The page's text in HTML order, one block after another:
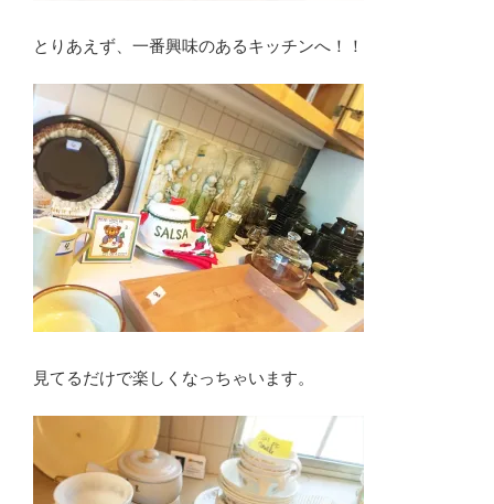
とりあえず、一番興味のあるキッチンへ！！
見てるだけで楽しくなっちゃいます。